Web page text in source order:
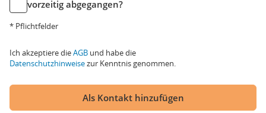
vorzeitig abgegangen?
* Pflichtfelder
Ich akzeptiere dieAGB und habe die
Datenschutzhinweisezur Kenntnis genommen.
Als Kontakt hinzufügen